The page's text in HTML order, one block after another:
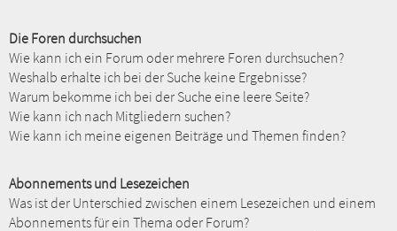
Die Foren durchsuchen
Wie kann ich ein Forum oder mehrere Foren durchsuchen?
Weshalb erhalte ich bei der Suche keine Ergebnisse?
Warum bekomme ich bei der Suche eine leere Seite?
Wie kann ich nach Mitgliedern suchen?
Wie kann ich meine eigenen Beiträge und Themen finden?
Abonnements und Lesezeichen
Was ist der Unterschied zwischen einem Lesezeichen und einem
Abonnements für ein Thema oder Forum?